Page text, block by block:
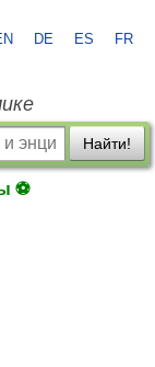
DE ES FR
Найти!
⚽